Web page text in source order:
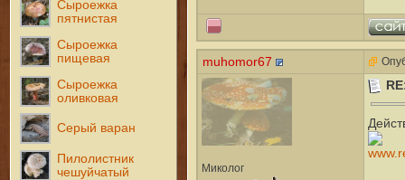
Сыроежка
пятнистая
Сыроежка
пищевая
Сыроежка
оливковая
Серый варан
Пилолистник
чешуйчатый
muhomor67
Миколог